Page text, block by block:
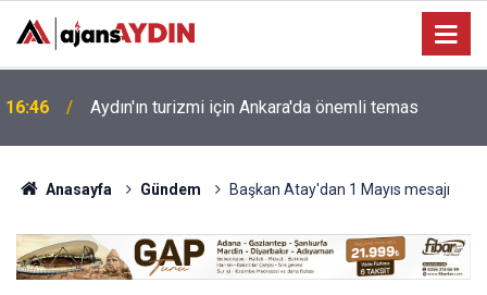
16:25 İncirliova'da üreticilere İncir Tebliği bilgilendirmesi
Anasayfa Gündem Başkan Atay'dan 1 Mayıs mesajı